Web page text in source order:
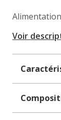
Voir